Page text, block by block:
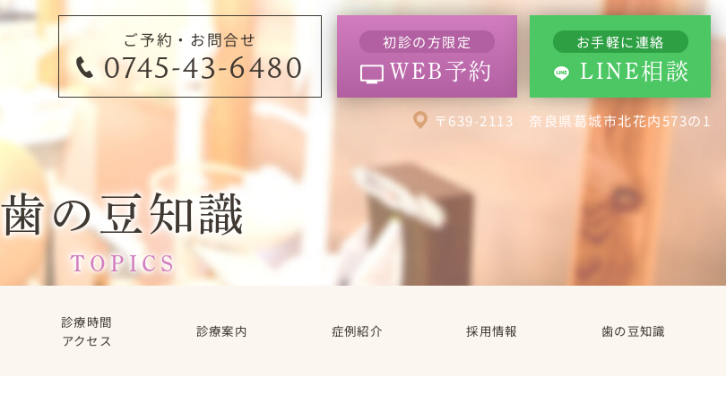
ご予約・お問合せ
0745-43-6480
初診の方限定
WEB予約
お手軽に連絡
LINE相談
〒639-2113 奈良県葛城市北花内573の1
歯の豆知識
TOPICS
診療時間
アクセス
診療案内 症例紹介 採用情報 歯の豆知識